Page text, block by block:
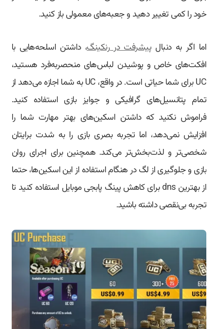
خود را کمی تغییر دهید و جعبه‌های معمولی باز کنید.
اما اگر به دنبال پیشرفت در رنکینگ، داشتن اسلحه‌هایی با
افکت‌های خاص و پوشیدن لباس‌های منحصربه‌فرد هستید،
UC برای شما حیاتی است. در واقع، UC به شما اجازه می‌دهد از
تمام پتانسیل‌های گرافیکی و جوایز بازی استفاده کنید.
فراموش نکنید که داشتن اسکین‌های بهتر مهارت شما را
افزایش نمی‌دهد، اما تجربه بصری بازی را به شدت برایتان
شخصی‌تر و لذت‌بخش‌تر می‌کند. همچنین برای اجرای روان
بازی و جلوگیری از لگ در هنگام استفاده از این اسکین‌ها، حتما
از بهترین dns برای کاهش پینگ پابجی موبایل استفاده کنید تا
تجربه بی‌نقصی داشته باشید.